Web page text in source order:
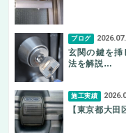
ブログ
玄関の鍵を挿
法を解説…
施工実績
【東京都大